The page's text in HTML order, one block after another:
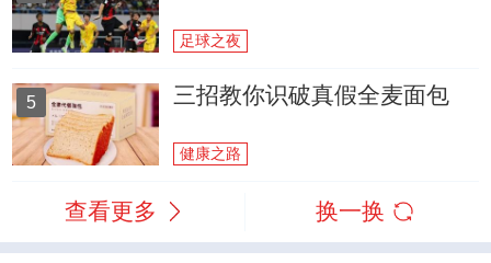
足球之夜
5 三招教你识破真假全麦面包
健康之路
查看更多 换一换